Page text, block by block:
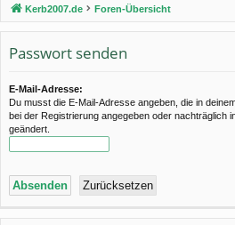
Kerb2007.de Foren-Übersicht
Passwort senden
E-Mail-Adresse:
Du musst die E-Mail-Adresse angeben, die in
bei der Registrierung angegeben oder nachträglich
geändert.